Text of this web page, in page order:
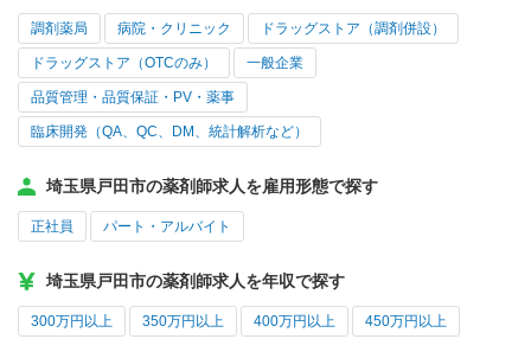
調剤薬局 病院・クリニック ドラッグストア（調剤併設）
ドラッグストア（OTCのみ） 一般企業
品質管理・品質保証・PV・薬事
臨床開発（QA、QC、DM、統計解析など）
埼玉県戸田市の薬剤師求人を雇用形態で探す
正社員 パート・アルバイト
埼玉県戸田市の薬剤師求人を年収で探す
300万円以上 350万円以上 400万円以上 450万円以上